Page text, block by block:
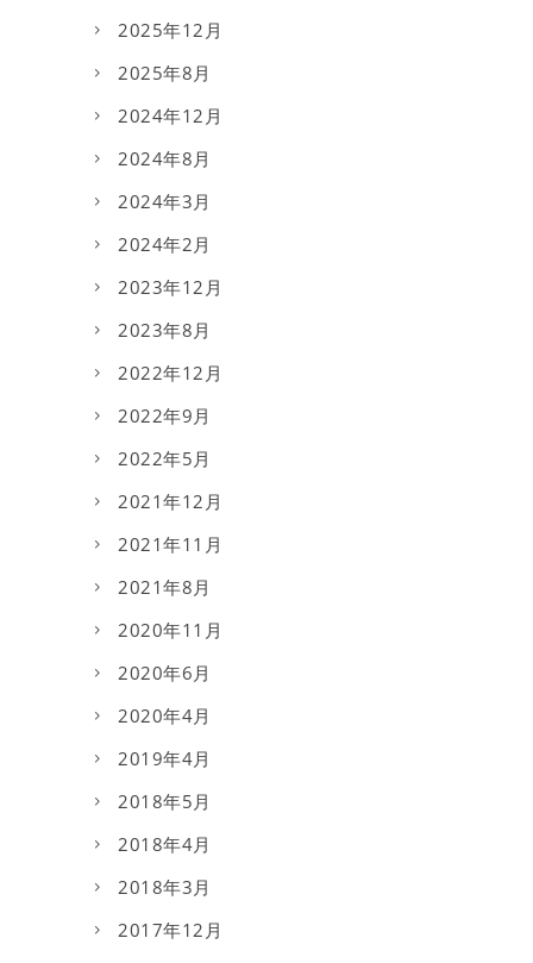
2025年12月
2025年8月
2024年12月
2024年8月
2024年3月
2024年2月
2023年12月
2023年8月
2022年12月
2022年9月
2022年5月
2021年12月
2021年11月
2021年8月
2020年11月
2020年6月
2020年4月
2019年4月
2018年5月
2018年4月
2018年3月
2017年12月